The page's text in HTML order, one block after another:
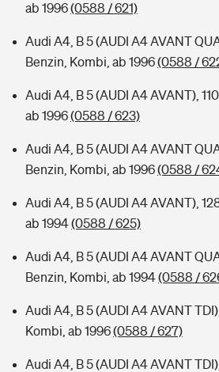
ab 1996(0588 / 621)
Audi A4, B 5 (AUDI A4 AVANT
Benzin, Kombi, ab 1996(0588 /
Audi A4, B 5 (AUDI A4 AVANT),
ab 1996(0588 / 623)
Audi A4, B 5 (AUDI A4 AVANT
Benzin, Kombi, ab 1996(0588 /
Audi A4, B 5 (AUDI A4 AVANT),
ab 1994(0588 / 625)
Audi A4, B 5 (AUDI A4 AVANT
Benzin, Kombi, ab 1994(0588 /
Audi A4, B 5 (AUDI A4 AVANT
Kombi, ab 1996(0588 / 627)
Audi A4, B 5 (AUDI A4 AVANT